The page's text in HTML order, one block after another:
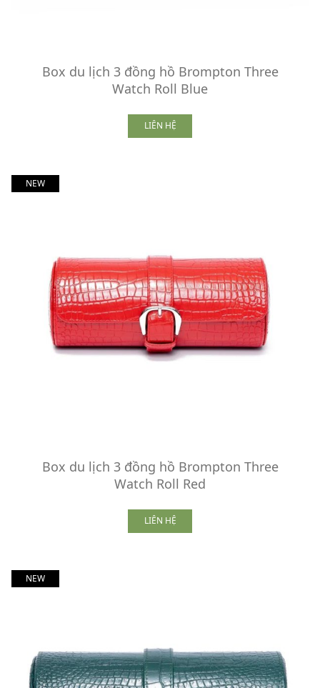
Box du lịch 3 đồng hồ Brompton Three
Watch Roll Blue
LIÊN HỆ
NEW
Box du lịch 3 đồng hồ Brompton Three
Watch Roll Red
LIÊN HỆ
NEW